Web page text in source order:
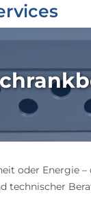
oder Energie
technischer